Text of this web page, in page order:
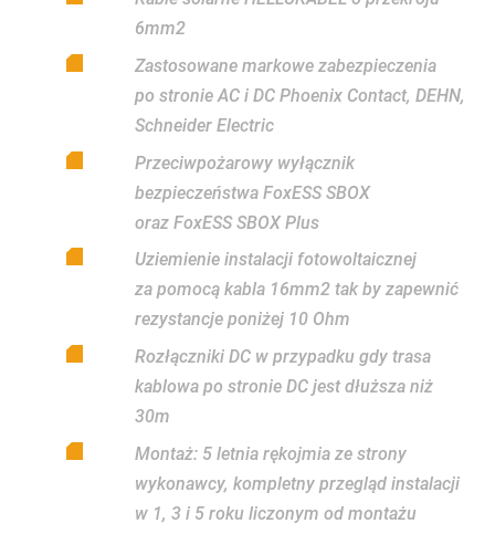
6mm2
Zastosowane markowe zabezpieczenia
po stronie AC i DC Phoenix Contact, DEHN,
Schneider Electric
Przeciwpożarowy wyłącznik
bezpieczeństwa FoxESS SBOX
oraz FoxESS SBOX Plus
Uziemienie instalacji fotowoltaicznej
za pomocą kabla 16mm2 tak by zapewnić
rezystancje poniżej 10 Ohm
Rozłączniki DC w przypadku gdy trasa
kablowa po stronie DC jest dłuższa niż
30m
Montaż: 5 letnia rękojmia ze strony
wykonawcy, kompletny przegląd instalacji
w 1, 3 i 5 roku liczonym od montażu